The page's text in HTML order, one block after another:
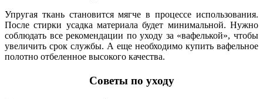
Упругая ткань становится мягче в процессе использования.
После стирки усадка материала будет минимальной. Нужно
соблюдать все рекомендации по уходу за «вафелькой», чтобы
увеличить срок службы. А еще необходимо купить вафельное
полотно отбеленное высокого качества.
Советы по уходу